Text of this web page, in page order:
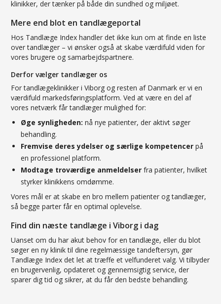
klinikker, der tænker på både din sundhed og miljøet.
Mere end blot en tandlægeportal
Hos Tandlæge Index handler det ikke kun om at finde en liste
over tandlæger – vi ønsker også at skabe værdifuld viden for
vores brugere og samarbejdspartnere.
Derfor vælger tandlæger os
For tandlægeklinikker i Viborg og resten af Danmark er vi en
værdifuld markedsføringsplatform. Ved at være en del af
vores netværk får tandlæger mulighed for:
Øge synligheden: nå nye patienter, der aktivt søger
behandling.
Fremvise deres ydelser og særlige kompetencer på
en professionel platform.
Modtage troværdige anmeldelser fra patienter, hvilket
styrker klinikkens omdømme.
Vores mål er at skabe en bro mellem patienter og tandlæger,
så begge parter får en optimal oplevelse.
Find din næste tandlæge i Viborg i dag
Uanset om du har akut behov for en tandlæge, eller du blot
søger en ny klinik til dine regelmæssige tandeftersyn, gør
Tandlæge Index det let at træffe et velfunderet valg. Vi tilbyder
en brugervenlig, opdateret og gennemsigtig service, der
sparer dig tid og sikrer, at du får den bedste behandling.